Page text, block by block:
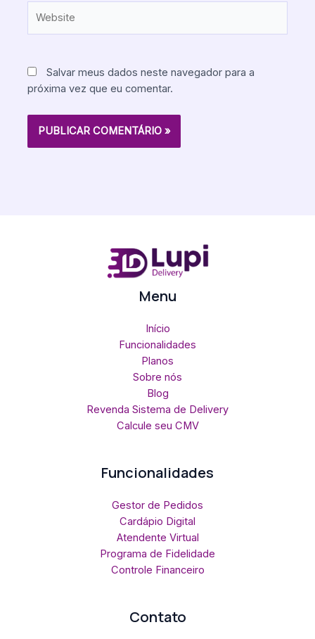
Salvar meus dados neste navegador para a
próxima vez que eu comentar.
Menu
Início
Funcionalidades
Planos
Sobre nós
Blog
Revenda Sistema de Delivery
Calcule seu CMV
Funcionalidades
Gestor de Pedidos
Cardápio Digital
Atendente Virtual
Programa de Fidelidade
Controle Financeiro
Contato